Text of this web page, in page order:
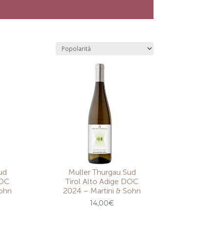
Muller Thurgau Sud
Tirol Alto Adige DOC
2024 – Martini & Sohn
14,00€